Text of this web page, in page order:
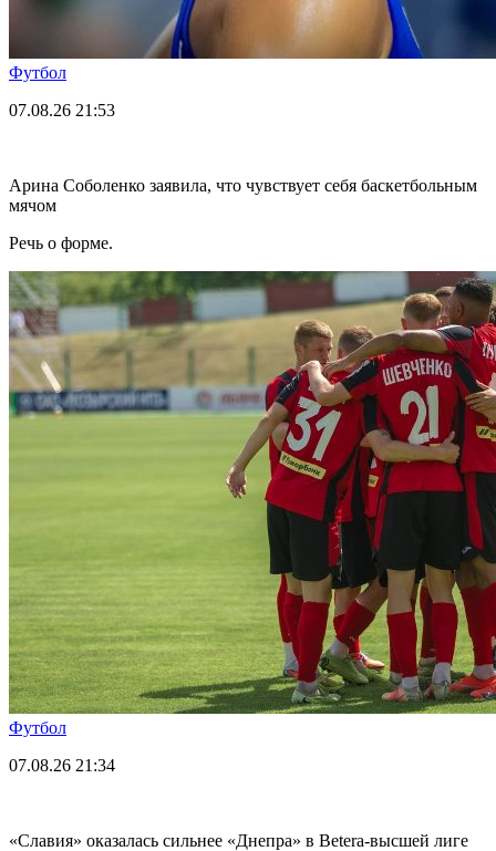
Футбол
07.08.26 21:53
Арина Соболенко заявила, что чувствует себя баскетбольным
мячом
Речь о форме.
Футбол
07.08.26 21:34
«Славия» оказалась сильнее «Днепра» в Betera-высшей лиге